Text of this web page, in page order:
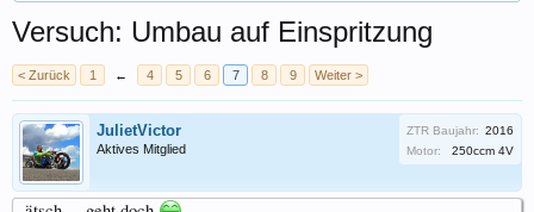
Versuch: Umbau auf Einspritzung
< Zurück 1 ← 4 5 6 7 8 9 Weiter >
JulietVictor
Aktives Mitglied
ZTR Baujahr: 2016
Motor:
250ccm 4V